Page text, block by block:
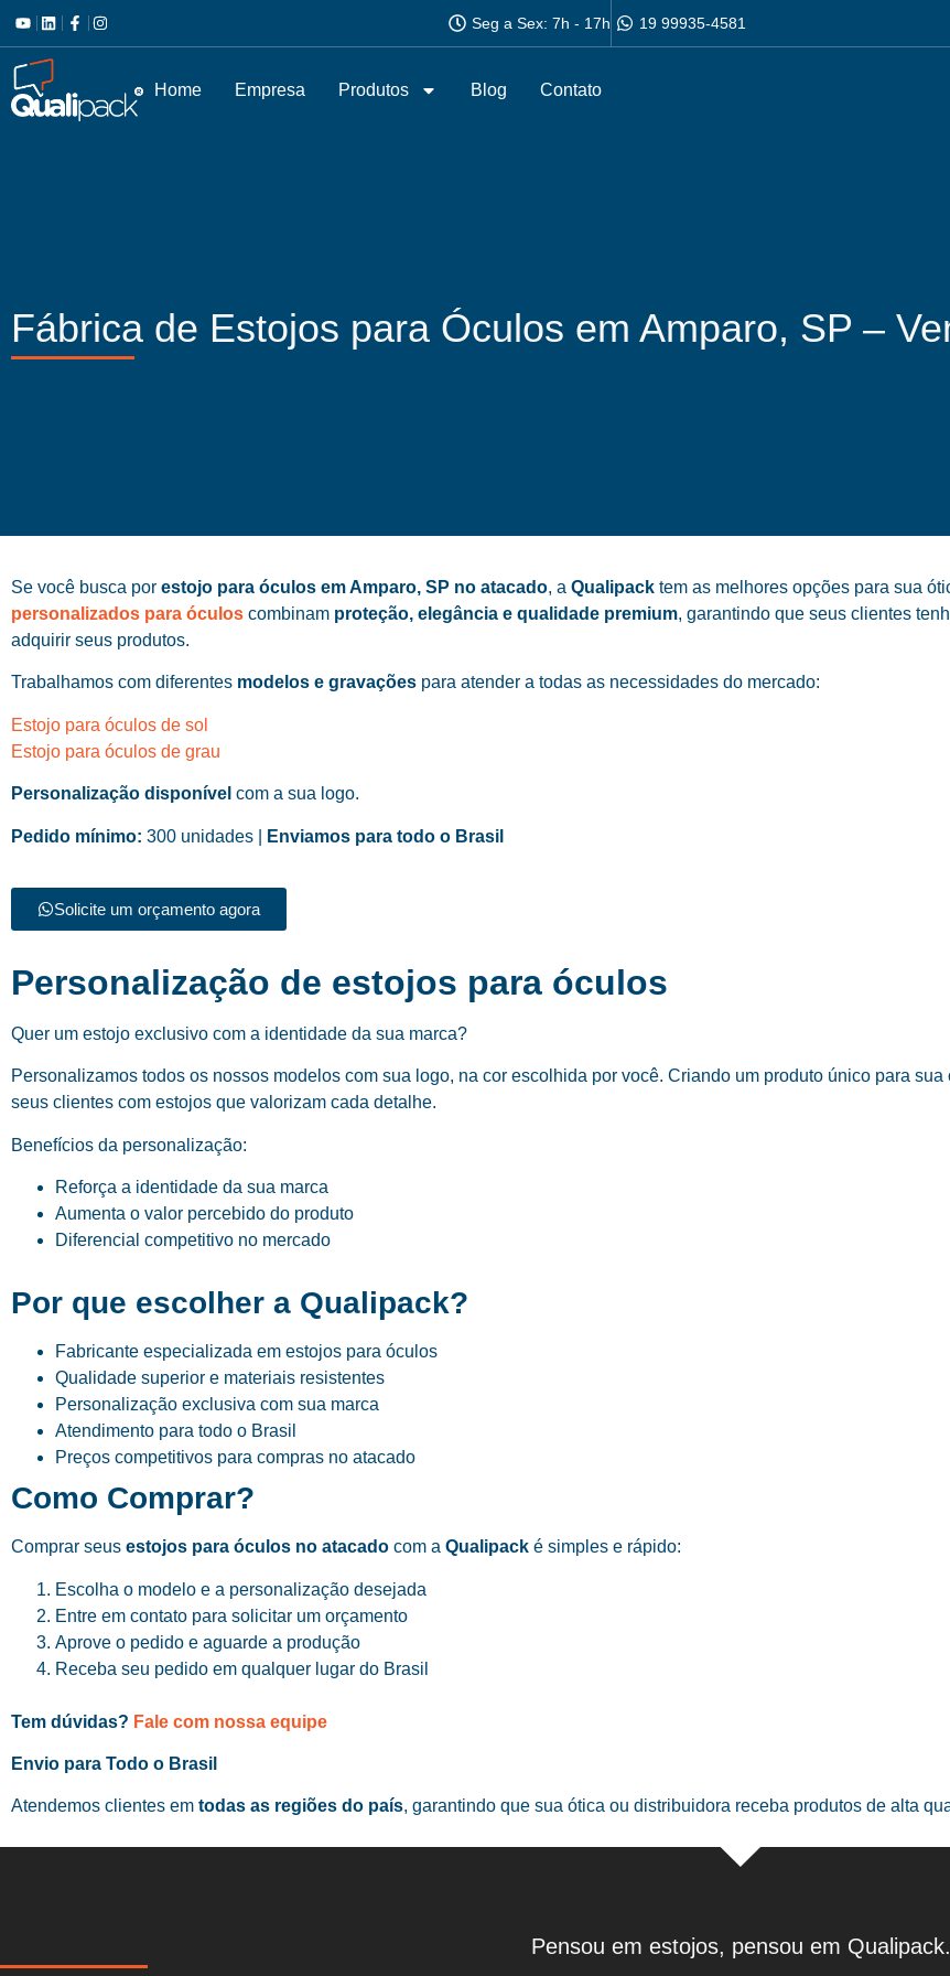
Seg a Sex: 7h - 17h 19 99935-4581
Home Empresa Produtos Blog Contato
Fábrica de Estojos para Óculos em Amparo, SP –
Se você busca por estojo para óculos em Amparo, SP no atacado, a Qualipack tem as melhores opções para sua
personalizados para óculos combinam proteção, elegância e qualidade premium, garantindo que seus clientes
adquirir seus produtos.
Trabalhamos com diferentes modelos e gravações para atender a todas as necessidades do mercado:
Estojo para óculos de sol
Estojo para óculos de grau
Personalização disponível com a sua logo.
Pedido mínimo: 300 unidades | Enviamos para todo o Brasil
Solicite um orçamento agora
Personalização de estojos para óculos
Quer um estojo exclusivo com a identidade da sua marca?
Personalizamos todos os nossos modelos com sua logo, na cor escolhida por você. Criando um produto único para
seus clientes com estojos que valorizam cada detalhe.
Benefícios da personalização:
Reforça a identidade da sua marca
Aumenta o valor percebido do produto
Diferencial competitivo no mercado
Por que escolher a Qualipack?
Fabricante especializada em estojos para óculos
Qualidade superior e materiais resistentes
Personalização exclusiva com sua marca
Atendimento para todo o Brasil
Preços competitivos para compras no atacado
Como Comprar?
Comprar seus estojos para óculos no atacado com a Qualipack é simples e rápido:
Escolha o modelo e a personalização desejada
Entre em contato para solicitar um orçamento
Aprove o pedido e aguarde a produção
Receba seu pedido em qualquer lugar do Brasil
Tem dúvidas? Fale com nossa equipe
Envio para Todo o Brasil
Atendemos clientes em todas as regiões do país, garantindo que sua ótica ou distribuidora receba produtos de alta
Pensou em estojos, pensou em Qualipack.